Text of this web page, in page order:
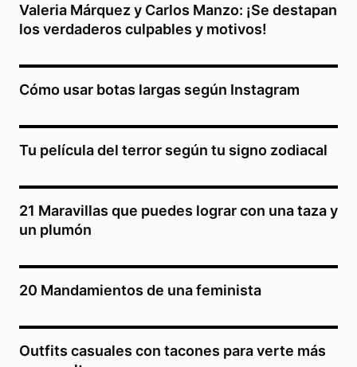
Valeria Márquez y Carlos Manzo: ¡Se destapan
los verdaderos culpables y motivos!
Cómo usar botas largas según Instagram
Tu película del terror según tu signo zodiacal
21 Maravillas que puedes lograr con una taza y
un plumón
20 Mandamientos de una feminista
Outfits casuales con tacones para verte más